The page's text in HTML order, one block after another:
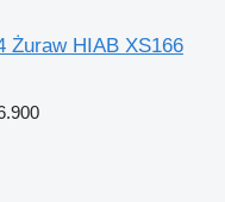
Żuraw HIAB XS166